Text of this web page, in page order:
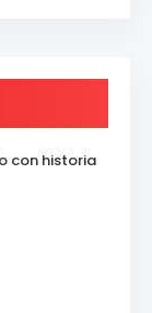
con historia